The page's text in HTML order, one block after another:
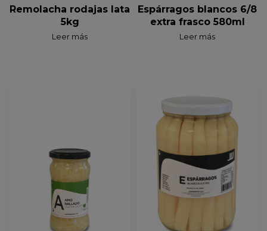
Remolacha rodajas lata
5kg
Leer más
Espárragos blancos 6/8
extra frasco 580ml
Leer más